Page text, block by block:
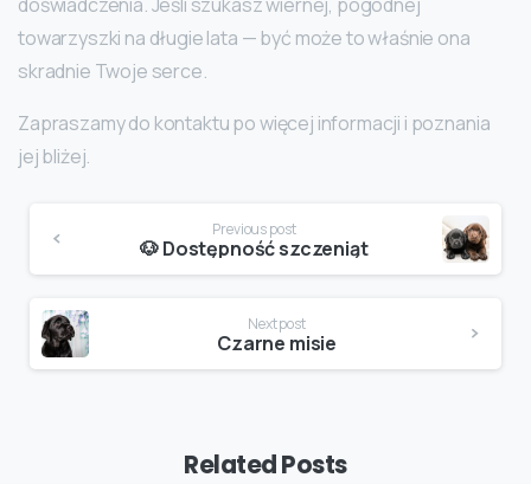
doświadczenia. Jeśli szukasz wiernej, pogodnej
towarzyszki na długie lata — być może to właśnie ona
skradnie Twoje serce.
Zapraszamy do kontaktu po więcej informacji i poznania
jej bliżej.
Reading
Previous post
🐶 Dostępność szczeniąt
Next post
Czarne misie
Related Posts